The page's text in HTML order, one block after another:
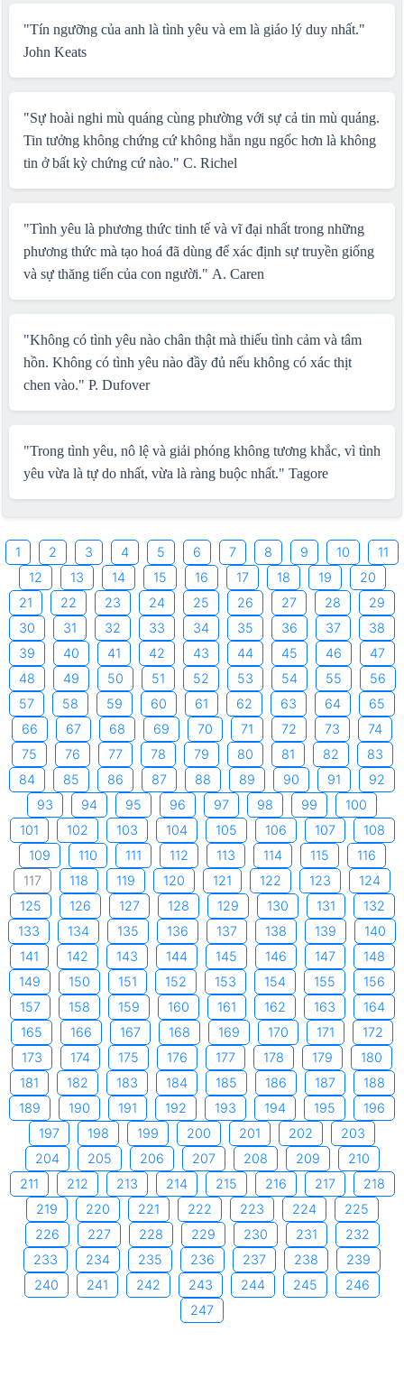
"Tín ngưỡng của anh là tình yêu và em là giáo lý duy nhất."
John Keats
"Sự hoài nghi mù quáng cùng phường với sự cả tin mù quáng.
Tin tưởng không chứng cứ không hẳn ngu ngốc hơn là không
tin ở bất kỳ chứng cứ nào." C. Richel
"Tình yêu là phương thức tinh tế và vĩ đại nhất trong những
phương thức mà tạo hoá đã dùng để xác định sự truyền giống
và sự thăng tiến của con người." A. Caren
"Không có tình yêu nào chân thật mà thiếu tình cảm và tâm
hồn. Không có tình yêu nào đầy đủ nếu không có xác thịt
chen vào." P. Dufover
"Trong tình yêu, nô lệ và giải phóng không tương khắc, vì tình
yêu vừa là tự do nhất, vừa là ràng buộc nhất." Tagore
1 2 3 4 5 6 7 8 9 10
11
12
13 14 15 16 17 18 19
20
21
22 23 24 25 26 27 28
29
30
31 32 33 34 35 36 37
38
39
40 41 42 43 44 45 46
47
48
49 50 51 52 53 54 55
56
57
58 59 60 61 62 63 64
65
66
67 68 69 70 71 72 73
74
75
76 77 78 79 80 81 82
83
84
85 86 87 88 89 90 91
92
93
94 95 96 97 98 99
100
101
102 103 104 105 106 107
108
109
110 111 112 113 114 115
116
117
118 119 120 121 122 123
124
125
126 127 128 129 130 131
132
133
134 135 136 137 138 139
140
141
142 143 144 145 146 147
148
149
150 151 152 153 154 155
156
157
158 159 160 161 162 163
164
165
166 167 168 169 170 171
172
173
174 175 176 177 178 179
180
181
182 183 184 185 186 187
188
189
190 191 192 193 194 195
196
197
198 199 200 201 202
203
204
205 206 207 208 209
210
211
212 213 214 215 216 217
218
219
220 221 222 223 224
225
226
227 228 229 230 231
232
233
234 235 236 237 238
239
240
241 242 243 244 245
246
247